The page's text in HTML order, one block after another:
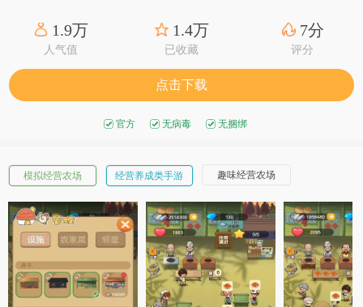
1.9万
人气值
1.4万
已收藏
7分
评分
点击下载
官方 无病毒 无捆绑
模拟经营农场 经营养成类手游 趣味经营农场